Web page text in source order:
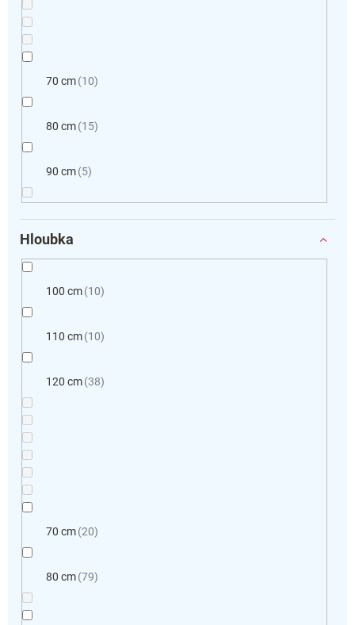
70 cm 10
80 cm 15
90 cm 5
Hloubka
100 cm 10
110 cm 10
120 cm 38
70 cm 20
80 cm 79